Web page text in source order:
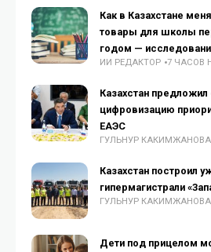
Как в Казахстане
товары для школы
годом —
ИИ РЕДАКТОР 7 ЧАСОВ
Казахстан
цифровизацию
ЕАЭС
ГУЛЬНУР КАКИМЖАНОВА
Казахстан построил
гипермагистрали
ГУЛЬНУР КАКИМЖАНОВА
Дети под прицелом